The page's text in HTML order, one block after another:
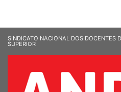
SINDICATO NACIONAL DOS DOCENTES
SUPERIOR